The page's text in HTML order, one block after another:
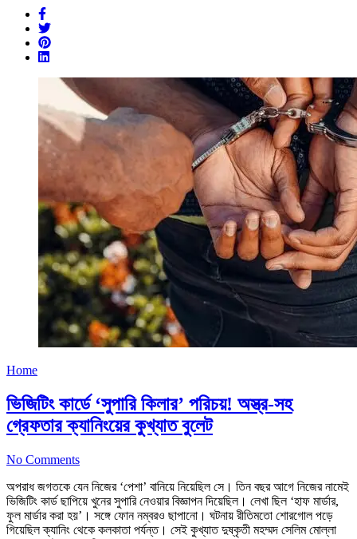
Home
ভিজিটিং কার্ডে ‘সুপারি কিলার’ পরিচয়! অস্ত্র-সহ
গ্রেফতার ক্যানিংয়ের কুখ্যাত বুলেট
No Comments
অপরাধ জগতকে যেন নিজের ‘পেশা’ বানিয়ে নিয়েছিল সে। তিন বছর আগে নিজের নামেই
ভিজিটিং কার্ড ছাপিয়ে খুনের সুপারি নেওয়ার বিজ্ঞাপন দিয়েছিল। লেখা ছিল ‘হাফ মার্ডার,
ফুল মার্ডার করা হয়’। সঙ্গে ফোন নম্বরও ছাপানো। ঘটনায় রীতিমতো শোরগোল পড়ে
গিয়েছিল ক্যানিং থেকে কলকাতা পর্যন্ত। সেই কুখ্যাত দুষ্কৃতী মহম্মদ সেলিম মোল্লা